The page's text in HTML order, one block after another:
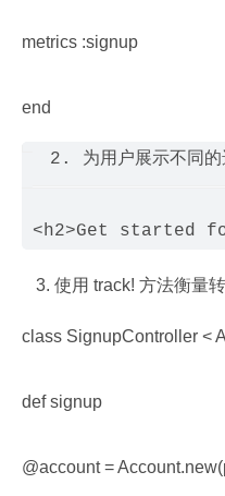
metrics :signup
end
2. 为用户展示不同
使用 track! 方法衡量
class SignupController <
def signup
@account =